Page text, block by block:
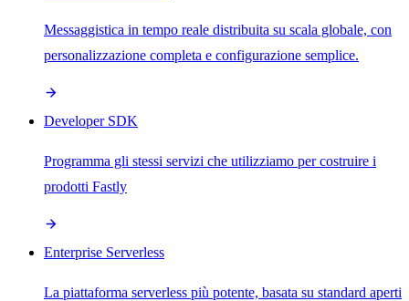
Messaggistica in tempo reale distribuita su scala globale, con
personalizzazione completa e configurazione semplice.
Developer SDK
Programma gli stessi servizi che utilizziamo per costruire i
prodotti Fastly
Enterprise Serverless
La piattaforma serverless più potente, basata su standard aperti